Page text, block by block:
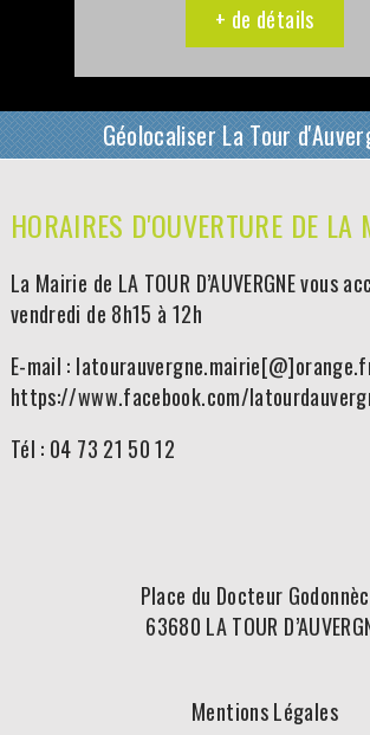
+ de détails
Géolocaliser La Tour
HORAIRES D'OUVERTURE DE LA
La Mairie de LA TOUR D’AUVERGNE vous
vendredi de 8h15 à 12h
E-mail :
https://www.facebook.com/
Tél : 04 73 21 50 12
Place du Docteur
63680 LA TOUR
Mentions Légales